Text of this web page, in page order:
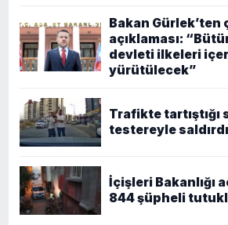
Bakan Gürlek’ten
açıklaması:
devleti ilkeleri
yürütülecek”
Trafikte tartıştığı
testereyle saldırdı
İçişleri Bakanlığı
844 şüpheli